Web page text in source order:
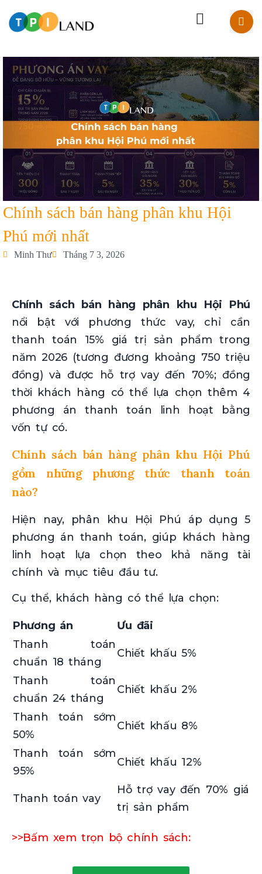
Chính sách bán hàng phân khu Hội
Phú mới nhất
Minh Thư Tháng 7 3, 2026
Chính sách bán hàng phân khu Hội Phú
nổi bật với phương thức vay, chỉ cần
thanh toán 15% giá trị sản phẩm trong
năm 2026 (tương đương khoảng 750 triệu
đồng) và được hỗ trợ vay đến 70%; đồng
thời khách hàng có thể lựa chọn thêm 4
phương án thanh toán linh hoạt bằng
vốn tự có.
Chính sách bán hàng phân khu Hội Phú
gồm những phương thức thanh toán
nào?
Hiện nay, phân khu Hội Phú áp dụng 5
phương án thanh toán, giúp khách hàng
linh hoạt lựa chọn theo khả năng tài
chính và mục tiêu đầu tư.
Cụ thể, khách hàng có thể lựa chọn:
Phương án
Ưu đãi
Thanh toán
chuẩn 18 tháng
Chiết khấu 5%
Thanh toán
chuẩn 24 tháng
Chiết khấu 2%
Thanh toán sớm
50%
Chiết khấu 8%
Thanh toán sớm
95%
Chiết khấu 12%
Thanh toán vay
Hỗ trợ vay đến 70% giá
trị sản phẩm
>>Bấm xem trọn bộ chính sách: